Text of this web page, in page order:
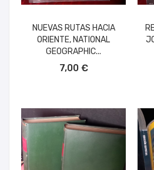
NUEVAS RUTAS HACIA
ORIENTE, NATIONAL
GEOGRAPHIC...
7,00 €